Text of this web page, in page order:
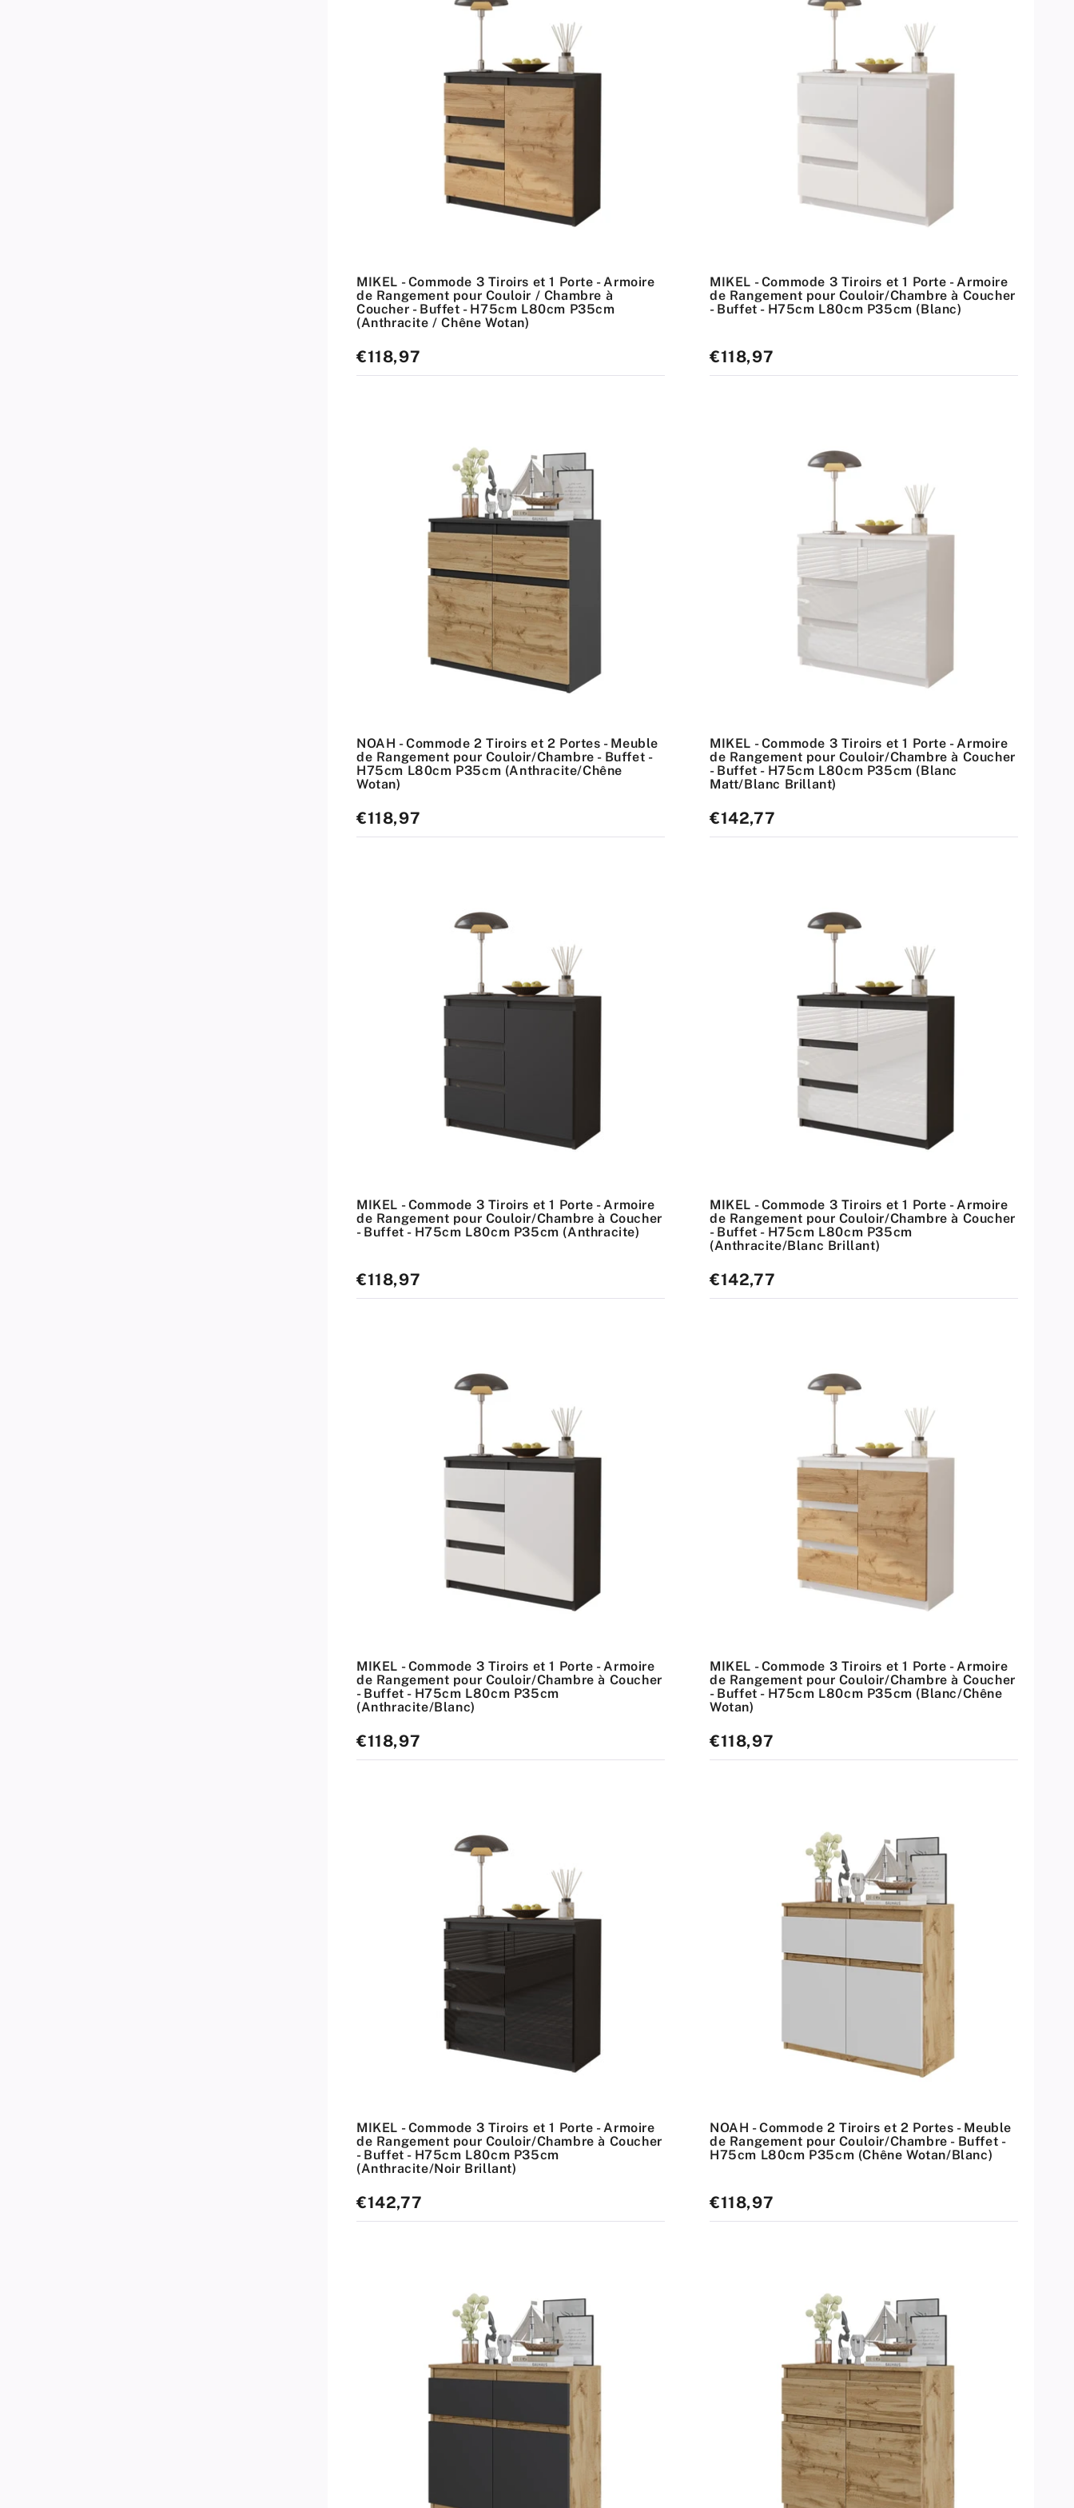
MIKEL - Commode 3 Tiroirs et 1 Porte - Armoire
de Rangement pour Couloir / Chambre à
Coucher - Buffet - H75cm L80cm P35cm
(Anthracite / Chêne Wotan)
Prix
standard
€118,97
MIKEL - Commode 3 Tiroirs et 1 Porte - Armoire
de Rangement pour Couloir/Chambre à Coucher
- Buffet - H75cm L80cm P35cm (Blanc)
Prix
standard
€118,97
NOAH - Commode 2 Tiroirs et 2 Portes - Meuble
de Rangement pour Couloir/Chambre - Buffet -
H75cm L80cm P35cm (Anthracite/Chêne
Wotan)
Prix
standard
€118,97
MIKEL - Commode 3 Tiroirs et 1 Porte - Armoire
de Rangement pour Couloir/Chambre à Coucher
- Buffet - H75cm L80cm P35cm (Blanc
Matt/Blanc Brillant)
Prix
standard
€142,77
MIKEL - Commode 3 Tiroirs et 1 Porte - Armoire
de Rangement pour Couloir/Chambre à Coucher
- Buffet - H75cm L80cm P35cm (Anthracite)
Prix
standard
€118,97
MIKEL - Commode 3 Tiroirs et 1 Porte - Armoire
de Rangement pour Couloir/Chambre à Coucher
- Buffet - H75cm L80cm P35cm
(Anthracite/Blanc Brillant)
Prix
standard
€142,77
MIKEL - Commode 3 Tiroirs et 1 Porte - Armoire
de Rangement pour Couloir/Chambre à Coucher
- Buffet - H75cm L80cm P35cm
(Anthracite/Blanc)
Prix
standard
€118,97
MIKEL - Commode 3 Tiroirs et 1 Porte - Armoire
de Rangement pour Couloir/Chambre à Coucher
- Buffet - H75cm L80cm P35cm (Blanc/Chêne
Wotan)
Prix
standard
€118,97
MIKEL - Commode 3 Tiroirs et 1 Porte - Armoire
de Rangement pour Couloir/Chambre à Coucher
- Buffet - H75cm L80cm P35cm
(Anthracite/Noir Brillant)
Prix
standard
€142,77
NOAH - Commode 2 Tiroirs et 2 Portes - Meuble
de Rangement pour Couloir/Chambre - Buffet -
H75cm L80cm P35cm (Chêne Wotan/Blanc)
Prix
standard
€118,97